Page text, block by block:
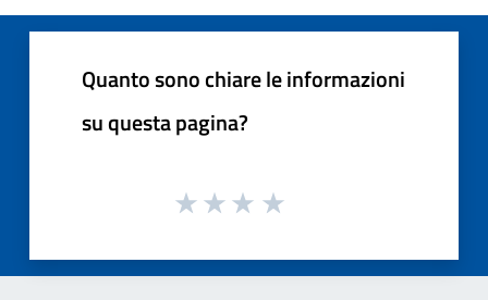
Quanto sono chiare le informazioni
su questa pagina?